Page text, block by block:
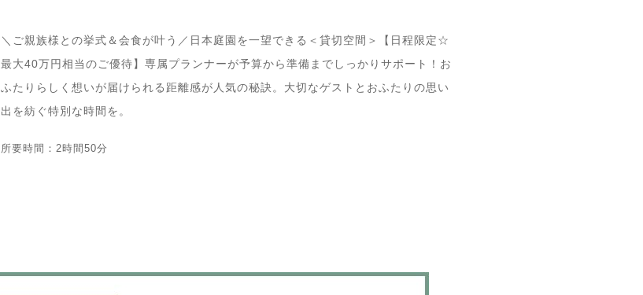
＼ご親族様との挙式＆会食が叶う／日本庭園を一望できる＜貸切空間＞【日程限定☆
最大40万円相当のご優待】専属プランナーが予算から準備までしっかりサポート！お
ふたりらしく想いが届けられる距離感が人気の秘訣。大切なゲストとおふたりの思い
出を紡ぐ特別な時間を。
所要時間：2時間50分